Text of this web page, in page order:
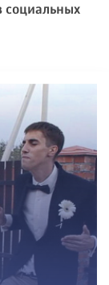
социальных